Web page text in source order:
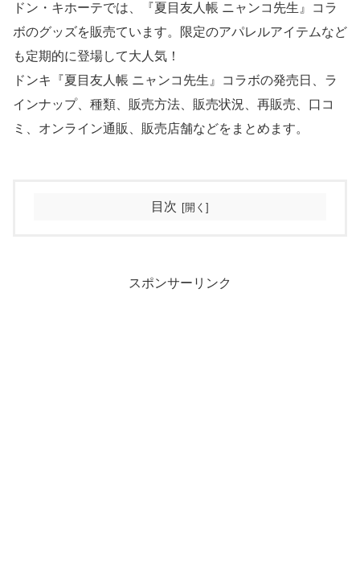
ドン・キホーテでは、『夏目友人帳 ニャンコ先生』コラ
ボのグッズを販売ています。限定のアパレルアイテムなど
も定期的に登場して大人気！
ドンキ『夏目友人帳 ニャンコ先生』コラボの発売日、ラ
インナップ、種類、販売方法、販売状況、再販売、口コ
ミ、オンライン通販、販売店舗などをまとめます。
目次
スポンサーリンク